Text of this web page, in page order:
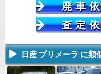
廃車
査定
日産 プリメーラ に類